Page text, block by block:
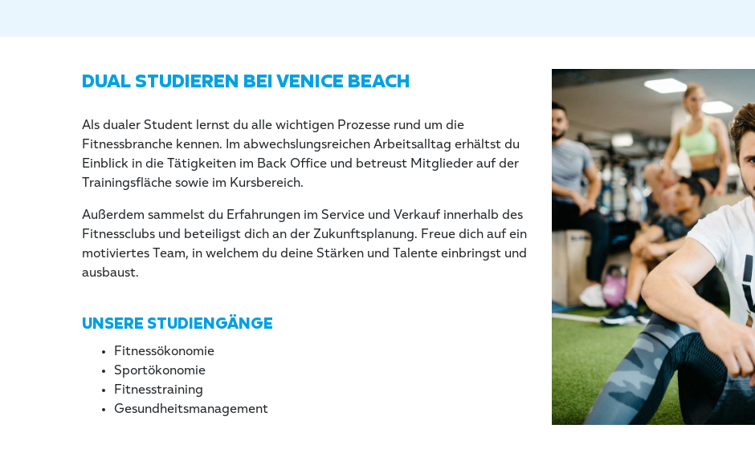
DUAL STUDIEREN BEI VENICE BEACH
Als dualer Student lernst du alle wichtigen Prozesse rund um die
Fitnessbranche kennen. Im abwechslungsreichen Arbeitsalltag erhältst du
Einblick in die Tätigkeiten im Back Office und betreust Mitglieder auf der
Trainingsfläche sowie im Kursbereich.
Außerdem sammelst du Erfahrungen im Service und Verkauf innerhalb des
Fitnessclubs und beteiligst dich an der Zukunftsplanung. Freue dich auf ein
motiviertes Team, in welchem du deine Stärken und Talente einbringst und
ausbaust.
UNSERE STUDIENGÄNGE
Fitnessökonomie
Sportökonomie
Fitnesstraining
Gesundheitsmanagement